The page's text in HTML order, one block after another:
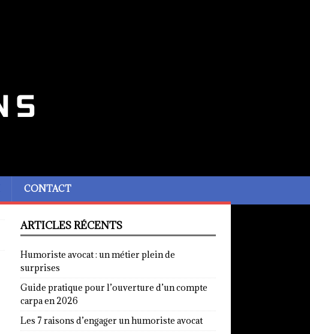
CONTACT
ARTICLES RÉCENTS
Humoriste avocat : un métier plein de
surprises
Guide pratique pour l’ouverture d’un compte
carpa en 2026
Les 7 raisons d’engager un humoriste avocat